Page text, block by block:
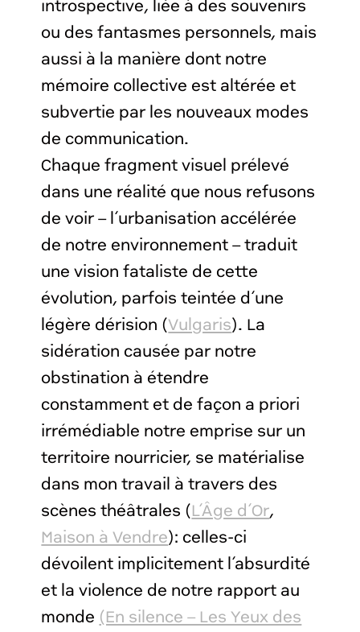
introspective, liée à des souvenirs
ou des fantasmes personnels, mais
aussi à la manière dont notre
mémoire collective est altérée et
subvertie par les nouveaux modes
de communication.
Chaque fragment visuel prélevé
dans une réalité que nous refusons
de voir – l’urbanisation accélérée
de notre environnement – traduit
une vision fataliste de cette
évolution, parfois teintée d’une
légère dérision (Vulgaris). La
sidération causée par notre
obstination à étendre
constamment et de façon a priori
irrémédiable notre emprise sur un
territoire nourricier, se matérialise
dans mon travail à travers des
scènes théâtrales ( L’Âge d’Or,
Maison à Vendre): celles-ci
dévoilent implicitement l’absurdité
et la violence de notre rapport au
monde (En silence – Les Yeux des